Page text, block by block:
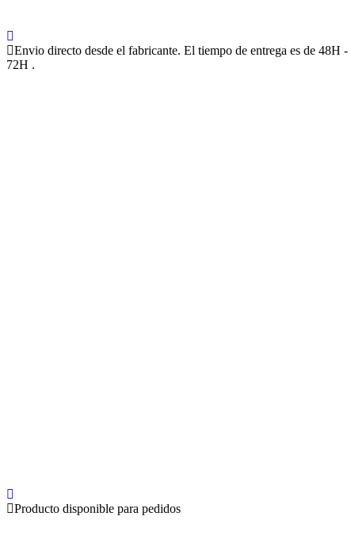
Envio directo desde el fabricante. El tiempo de entrega es de 48H -
72H .
Producto disponible para pedidos